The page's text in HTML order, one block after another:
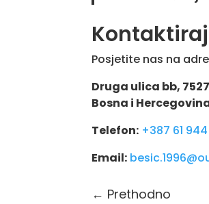
Posjetite nas na
Druga ulica bb,
Bosna i
Telefon: +387 61
Email:
← Prethodno